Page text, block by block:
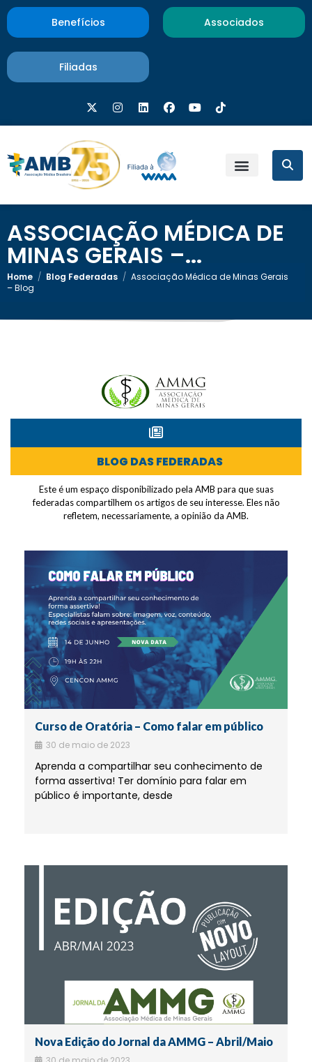
Benefícios Associados
Filiadas
ASSOCIAÇÃO MÉDICA DE
MINAS GERAIS –...
Home / Blog Federadas / Associação Médica de Minas Gerais
– Blog
BLOG DAS FEDERADAS
Este é um espaço disponibilizado pela AMB para que suas
federadas compartilhem os artigos de seu interesse. Eles não
refletem, necessariamente, a opinião da AMB.
Curso de Oratória – Como falar em público
30 de maio de 2023
Aprenda a compartilhar seu conhecimento de
forma assertiva! Ter domínio para falar em
público é importante, desde
Nova Edição do Jornal da AMMG – Abril/Maio